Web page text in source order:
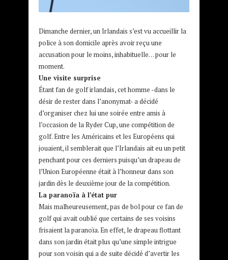
Dimanche dernier, un Irlandais s’est vu accueillir la
police à son domicile après avoir reçu une
accusation pour le moins, inhabituelle… pour le
moment.
Une visite surprise
Étant fan de golf irlandais, cet homme -dans le
désir de rester dans l’anonymat- a décidé
d’organiser chez lui une soirée entre amis à
l’occasion de la Ryder Cup, une compétition de
golf. Entre les Américains et les Européens qui
jouaient, il semblerait que l’Irlandais ait eu un petit
penchant pour ces derniers puisqu’un drapeau de
l’Union Européenne était à l’honneur dans son
jardin dès le deuxième jour de la compétition.
La paranoïa à l’état pur
Mais malheureusement, pas de bol pour ce fan de
golf qui avait oublié que certains de ses voisins
frisaient la paranoïa. En effet, le drapeau flottant
dans son jardin était plus qu’une simple intrigue
pour son voisin qui a de suite décidé d’avertir les